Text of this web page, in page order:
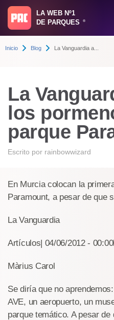
LA WEB Nº1
DE PARQUES
®
Inicio Blog La Vanguardia a...
La
los
parque
Escrito por rainbowwizard
En Murcia colocan la
Paramount, a pesar de que
La Vanguardia
Artículos| 04/06/2012 -
Màrius Carol
Se diría que no
AVE, un aeropuerto, un
parque temático. A pesar